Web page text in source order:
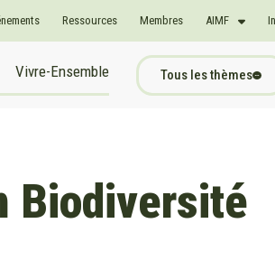
Ressources Membres AIMF
Vivre-Ensemble Tous les thèmes
Biodiversité